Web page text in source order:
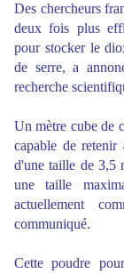
Des chercheurs
deux fois plus
pour stocker le
de serre, a
recherche
Un mètre cube de
capable de
d'une taille de 3,5
une taille
actuellement
communiqué.
Cette poudre